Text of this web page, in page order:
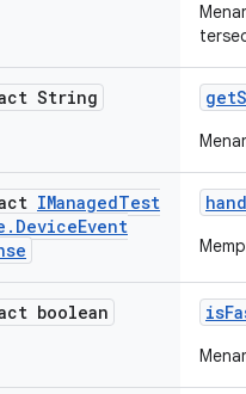
String get
IManagedTest
. DeviceEvent
boolean is